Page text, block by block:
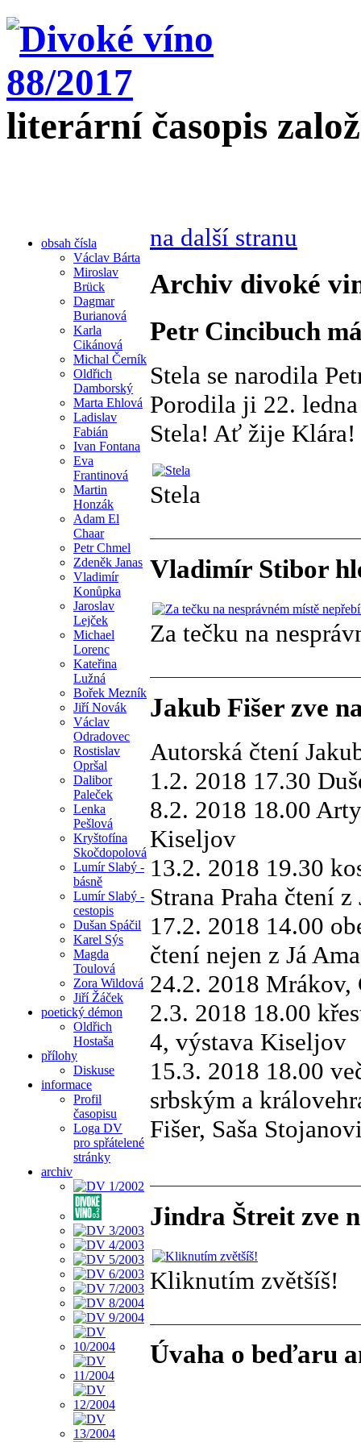
literární časopis
obsah čísla
Václav Bárta
Miroslav
Brück
Dagmar
Burianová
Karla
Cikánová
Michal Černík
Oldřich
Damborský
Marta Ehlová
Ladislav
Fabián
Ivan Fontana
Eva
Frantinová
Martin
Honzák
Adam El
Chaar
Petr Chmel
Zdeněk Janas
Vladimír
Konůpka
Jaroslav
Lejček
Michael
Lorenc
Kateřina
Lužná
Bořek Mezník
Jiří Novák
Václav
Odradovec
Rostislav
Opršal
Dalibor
Paleček
Lenka
Pešlová
Kryštofína
Skočdopolová
Lumír Slabý -
básně
Lumír Slabý -
cestopis
Dušan Spáčil
Karel Sýs
Magda
Toulová
Zora Wildová
Jiří Žáček
poetický démon
Oldřich
Hostaša
přílohy
Diskuse
informace
Profil
časopisu
Loga DV
pro spřátelené
stránky
archiv
na další stranu
Archiv divoké
Petr Cincibuch
Stela se narodila
Porodila ji 22.
Stela! Ať žije
Stela
Vladimír Stibor
Za tečku na
Jakub Fišer zve
Autorská čtení
1.2. 2018 17.30
8.2. 2018 18.00
Kiseljov
13.2. 2018 19.30
Strana Praha čtení
17.2. 2018 14.00
čtení nejen z Já
24.2. 2018 Mrákov,
2.3. 2018 18.00
4, výstava Kiseljov
15.3. 2018 18.00
srbským a
Fišer, Saša
Jindra Štreit zve
Kliknutím zvětšíš!
Úvaha o beďaru